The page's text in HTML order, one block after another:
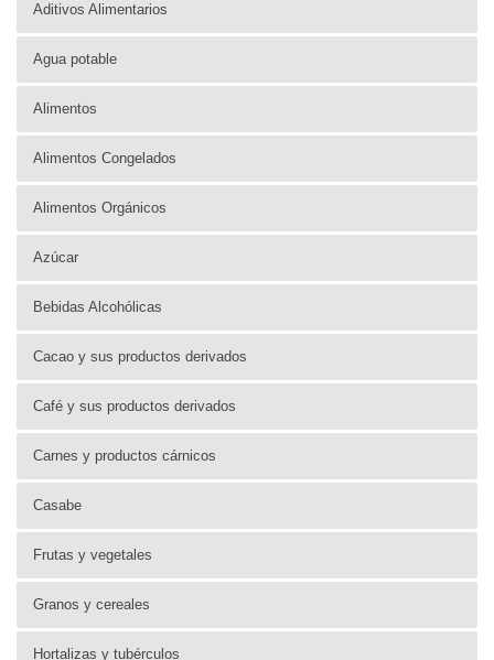
Aditivos Alimentarios
Agua potable
Alimentos
Alimentos Congelados
Alimentos Orgánicos
Azúcar
Bebidas Alcohólicas
Cacao y sus productos derivados
Café y sus productos derivados
Carnes y productos cárnicos
Casabe
Frutas y vegetales
Granos y cereales
Hortalizas y tubérculos